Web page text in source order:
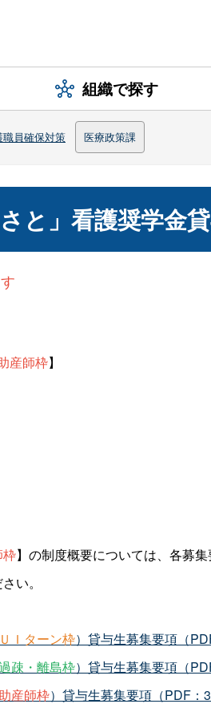
組織で探す
員確保対策 医療政策課
と」看護奨学金
産師枠】
枠】の制度概要については、各募集
い。
ＵＩターン枠）貸与生募集要項（
疎・離島枠）貸与生募集要項（
産師枠）貸与生募集要項（PDF：